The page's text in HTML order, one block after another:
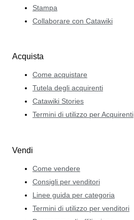
Stampa
Collaborare con Catawiki
Acquista
Come acquistare
Tutela degli acquirenti
Catawiki Stories
Termini di utilizzo per Acquirenti
Vendi
Come vendere
Consigli per venditori
Linee guida per categoria
Termini di utilizzo per venditori